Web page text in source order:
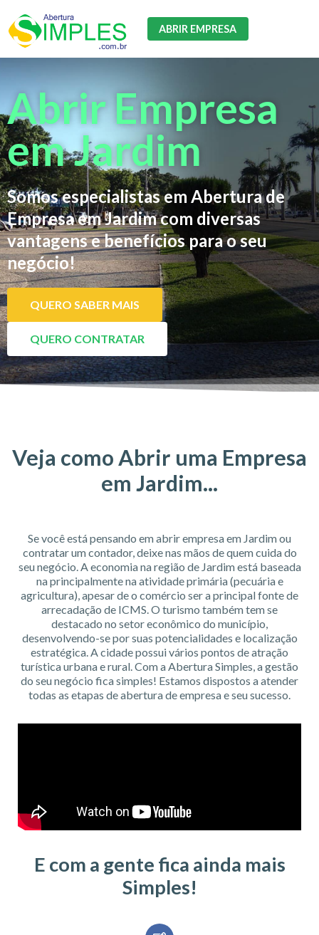
ABRIR EMPRESA
Abrir Empresa
em Jardim
Somos especialistas em Abertura de
Empresa em Jardim com diversas
vantagens e benefícios para o seu
negócio!
QUERO SABER MAIS
QUERO CONTRATAR
Veja como Abrir uma Empresa
em Jardim...
Se você está pensando em abrir empresa em Jardim ou
contratar um contador, deixe nas mãos de quem cuida do
seu negócio. A economia na região de Jardim está baseada
na principalmente na atividade primária (pecuária e
agricultura), apesar de o comércio ser a principal fonte de
arrecadação de ICMS. O turismo também tem se
destacado no setor econômico do município,
desenvolvendo-se por suas potencialidades e localização
estratégica. A cidade possui vários pontos de atração
turística urbana e rural. Com a Abertura Simples, a gestão
do seu negócio fica simples! Estamos dispostos a atender
todas as etapas de abertura de empresa e seu sucesso.
E com a gente fica ainda mais
Simples!